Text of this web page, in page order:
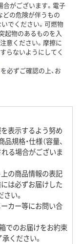
合がございます。電子
どの危険が伴うもの
でください。可燃物
起物のあるものを入
意ください。摩擦に
らないようにしてく
を必ずご確認の上、お
表示するよう努め
規格・仕様（容量、
れる場合がございま
の商品情報の表記
は必ずお届けした
い。
カー等にお問い合
箱でのお届けをお約束
ください。